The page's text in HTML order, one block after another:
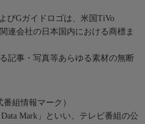
びGガイドロゴは、米国TiVo
連会社の日本国内における商標ま
記事・写真等あらゆる素材の無断
組情報マーク）
Mark」といい、テレビ番組の公